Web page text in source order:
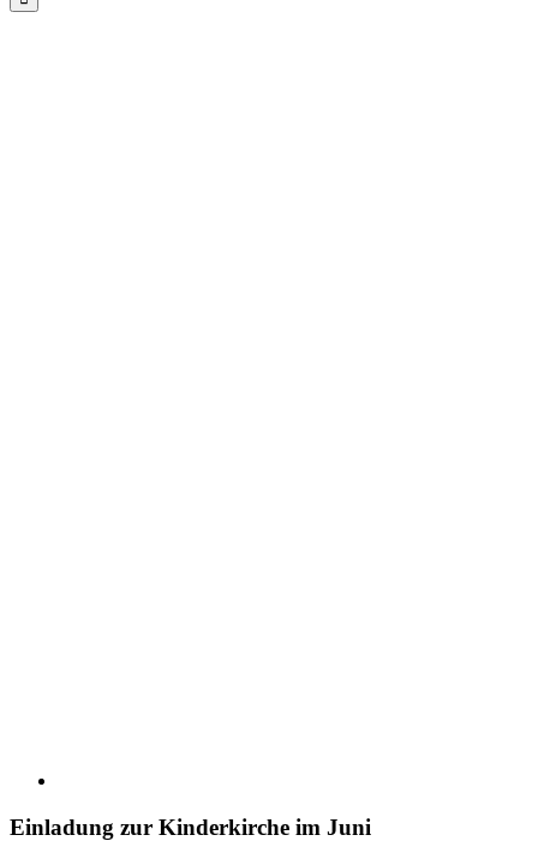
Einladung zur Kinderkirche im Juni